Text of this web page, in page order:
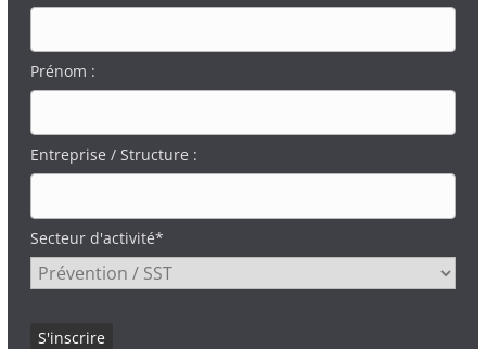
Prénom :
Entreprise / Structure :
Secteur d'activité*